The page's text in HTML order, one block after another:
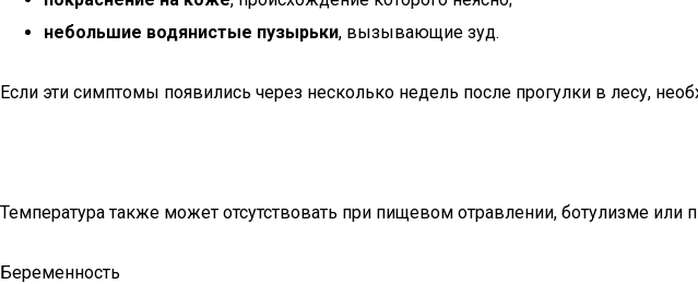
небольшие водянистые пузырьки, вызывающие зуд.
Если эти симптомы появились через несколько недель после прогулки в лесу,
Температура также может отсутствовать при пищевом отравлении, ботулизме или
Беременность